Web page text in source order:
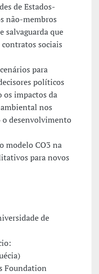
de Estados-
não-membros
salvaguarda que
sociais
para
políticos
os impactos da
nos
desenvolvimento
modelo CO3 na
para novos
de
Foundation